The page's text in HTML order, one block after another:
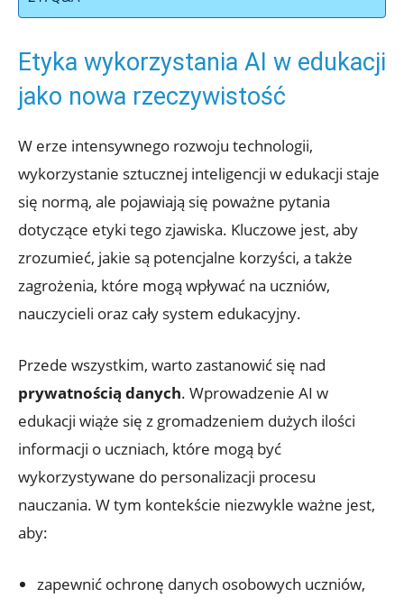
Etyka wykorzystania AI w edukacji
jako nowa rzeczywistość
W erze intensywnego rozwoju technologii,
wykorzystanie sztucznej inteligencji w edukacji staje
się normą, ale pojawiają się poważne pytania
dotyczące etyki tego zjawiska. Kluczowe jest, aby
zrozumieć, jakie są potencjalne korzyści, a także
zagrożenia, które mogą wpływać na uczniów,
nauczycieli oraz cały system edukacyjny.
Przede wszystkim, warto zastanowić się nad
prywatnością danych. Wprowadzenie AI w
edukacji wiąże się z gromadzeniem dużych ilości
informacji o uczniach, które mogą być
wykorzystywane do personalizacji procesu
nauczania. W tym kontekście niezwykle ważne jest,
aby:
zapewnić ochronę danych osobowych uczniów,